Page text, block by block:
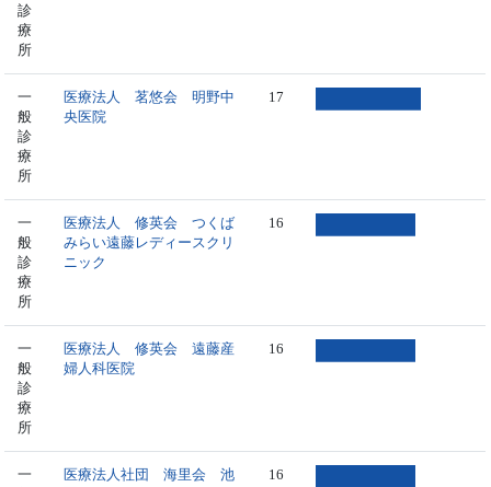
診
療
所
一
般
診
療
所
医療法人 茗悠会 明野中
央医院
17
一
般
診
療
所
医療法人 修英会 つくば
みらい遠藤レディースクリ
ニック
16
一
般
診
療
所
医療法人 修英会 遠藤産
婦人科医院
16
一
医療法人社団 海里会 池
16